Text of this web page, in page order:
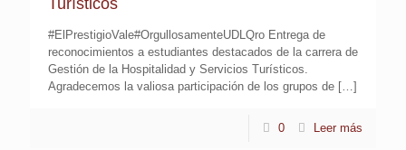
#ElPrestigioVale#OrgullosamenteUDLQro Entrega de
reconocimientos a estudiantes destacados de la carrera de
Gestión de la Hospitalidad y Servicios Turísticos.
Agradecemos la valiosa participación de los grupos de […]
0 Leer más